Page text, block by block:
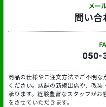
メー
問い合
050-
商品の仕様やご注文方法でご不明
ください。店舗の新規出店や、改
承ります。経験豊富なスタッフがお
をさせていただきます。